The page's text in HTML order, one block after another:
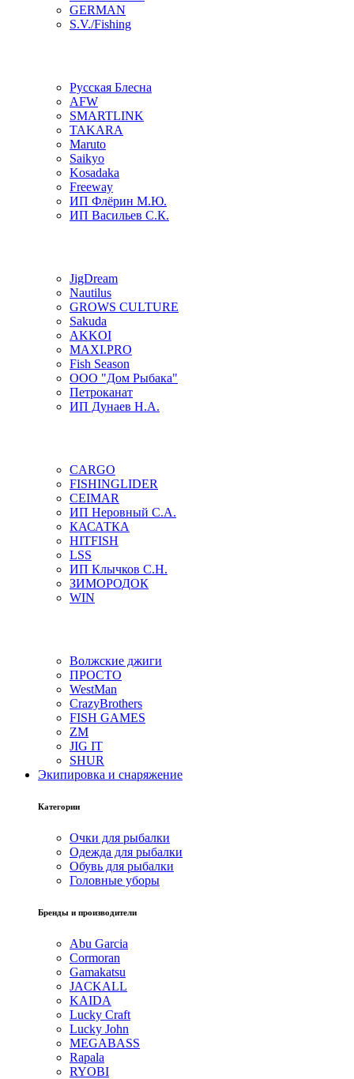
GERMAN
S.V./Fishing
Русская Блесна
AFW
SMARTLINK
TAKARA
Maruto
Saikyo
Kosadaka
Freeway
ИП Флёрин М.Ю.
ИП Васильев С.К.
JigDream
Nautilus
GROWS CULTURE
Sakuda
AKKOI
MAXI.PRO
Fish Season
ООО "Дом Рыбака"
Петроканат
ИП Дунаев Н.А.
CARGO
FISHINGLIDER
CEIMAR
ИП Неровный С.А.
КАСАТКА
HITFISH
LSS
ИП Клычков С.Н.
ЗИМОРОДОК
WIN
Волжские джиги
ПРОСТО
WestMan
CrazyBrothers
FISH GAMES
ZM
JIG IT
SHUR
Экипировка и снаряжение
Категории
Очки для рыбалки
Одежда для рыбалки
Обувь для рыбалки
Головные уборы
Бренды и производители
Abu Garcia
Cormoran
Gamakatsu
JACKALL
KAIDA
Lucky Craft
Lucky John
MEGABASS
Rapala
RYOBI